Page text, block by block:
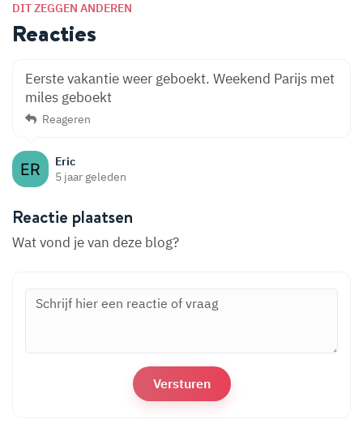
DIT ZEGGEN ANDEREN
Reacties
Eric
5 jaar geleden
Eerste vakantie weer geboekt. Weekend Parijs met
miles geboekt
Reageren
Reactie plaatsen
Wat vond je van deze blog?